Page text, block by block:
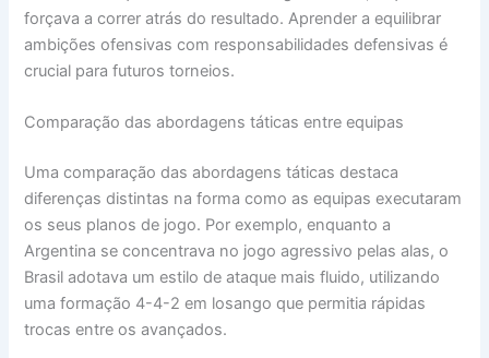
forçava a correr atrás do resultado. Aprender a equilibrar
ambições ofensivas com responsabilidades defensivas é
crucial para futuros torneios.
Comparação das abordagens táticas entre equipas
Uma comparação das abordagens táticas destaca
diferenças distintas na forma como as equipas executaram
os seus planos de jogo. Por exemplo, enquanto a
Argentina se concentrava no jogo agressivo pelas alas, o
Brasil adotava um estilo de ataque mais fluido, utilizando
uma formação 4-4-2 em losango que permitia rápidas
trocas entre os avançados.